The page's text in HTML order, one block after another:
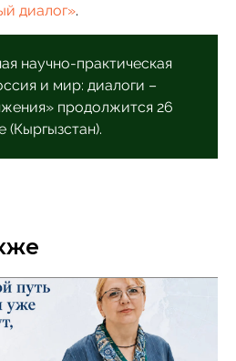
диалог».
научно-практическая
и мир: диалоги –
продолжится 26
(Кыргызстан).